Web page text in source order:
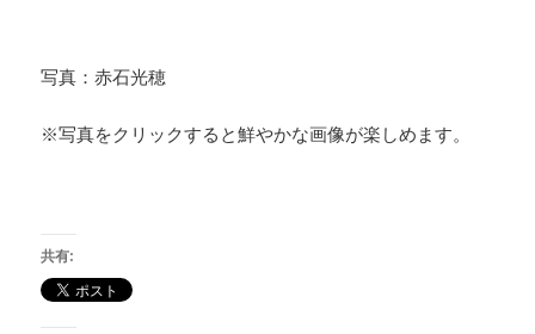
写真：赤石光穂
※写真をクリックすると鮮やかな画像が楽しめます。
共有: